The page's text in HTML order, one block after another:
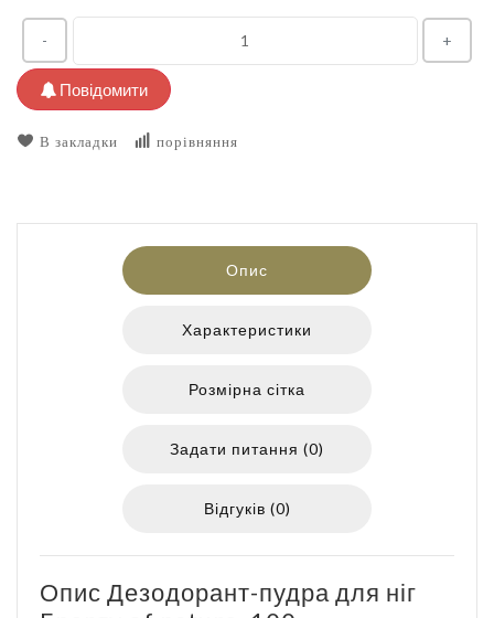
- +
Повідомити
В закладки порівняння
Опис
Характеристики
Розмірна сітка
Задати питання (0)
Відгуків (0)
Опис Дезодорант-пудра для ніг